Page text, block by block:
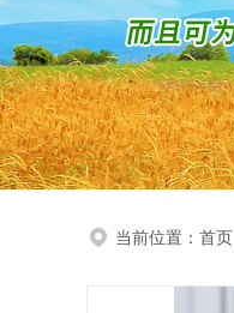
当前位置： 首页